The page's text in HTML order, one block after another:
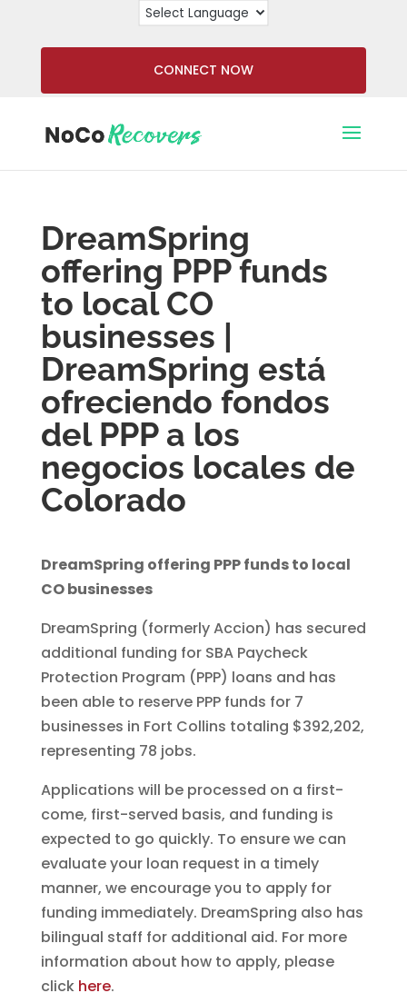
CONNECT NOW
DreamSpring
offering PPP funds
to local CO
businesses |
DreamSpring está
ofreciendo fondos
del PPP a los
negocios locales de
Colorado
DreamSpring offering PPP funds to local
CO businesses
DreamSpring (formerly Accion) has secured
additional funding for SBA Paycheck
Protection Program (PPP) loans and has
been able to reserve PPP funds for 7
businesses in Fort Collins totaling $392,202,
representing 78 jobs.
Applications will be processed on a first-
come, first-served basis, and funding is
expected to go quickly. To ensure we can
evaluate your loan request in a timely
manner, we encourage you to apply for
funding immediately. DreamSpring also has
bilingual staff for additional aid. For more
information about how to apply, please
clickhere.